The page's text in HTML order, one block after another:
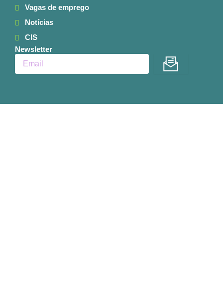
Vagas de emprego
Notícias
CIS
Newsletter
Enviar